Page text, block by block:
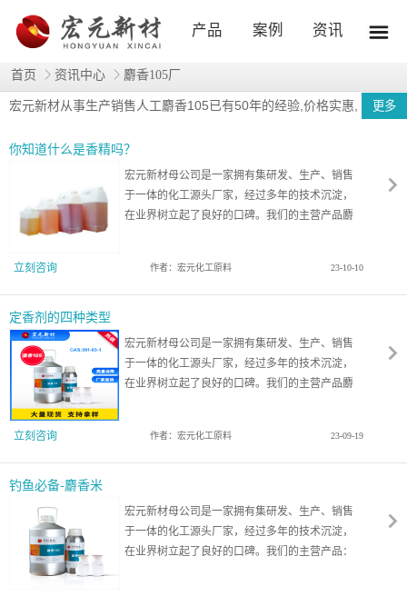
产品 案例 资讯
首页 资讯中心 麝香105厂
更多
宏元新材从事生产销售人工麝香105已有50年的经验,价格实惠,
你知道什么是香精吗？
宏元新材母公司是一家拥有集研发、生产、销售
于一体的化工源头厂家，经过多年的技术沉淀，
在业界树立起了良好的口碑。我们的主营产品麝
立刻咨询
作者：宏元化工原料 23-10-10
定香剂的四种类型
宏元新材母公司是一家拥有集研发、生产、销售
于一体的化工源头厂家，经过多年的技术沉淀，
在业界树立起了良好的口碑。我们的主营产品麝
馥奇型香精。
立刻咨询 作者：宏元化工原料 23-09-19
钓鱼必备-麝香米
宏元新材母公司是一家拥有集研发、生产、销售
于一体的化工源头厂家，经过多年的技术沉淀，
在业界树立起了良好的口碑。我们的主营产品：